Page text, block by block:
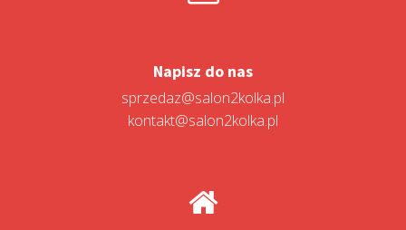
Napisz do nas
sprzedaz@salon2kolka.pl
kontakt@salon2kolka.pl